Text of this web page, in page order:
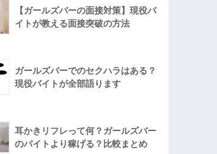
【ガールズバーの面接対策】現役バ
イトが教える面接突破の方法
ガールズバーでのセクハラはある？
現役バイトが全部語ります
耳かきリフレって何？ガールズバー
のバイトより稼げる？比較まとめ